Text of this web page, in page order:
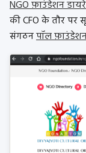
NGO फ़ाउंडेशन
की CFO के तौर पर
संगठनपॉल